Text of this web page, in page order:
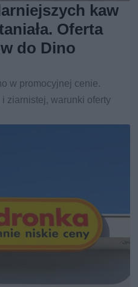
kaw
Oferta
do Dino
w promocyjnej cenie.
ziarnistej, warunki oferty